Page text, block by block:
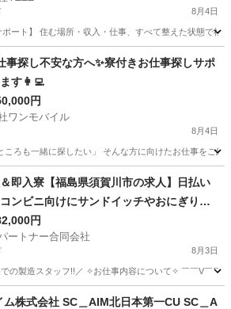
8月4日
ポート】 住む場所・収入・仕事、すべて整えた状態で
未経験
事探し不安な方へ✨寮付きお仕事探しサポ
す👩‍💻
円
ワンモバイル
8月4日
ころも一緒に探したい」 そんな方に向けたお仕事をご
未経験
即入寮【福島県須賀川市の求人】日払い
ンビニ向けにサンドイッチやおにぎりに
形補助スタッフ
円
ートナー合同会社
8月3日
の製造スタッフ!!／ ✧お仕事内容について✧ ￣￣V￣
健康保険
ム株式会社 SC＿AIM北日本第一CU SC＿A